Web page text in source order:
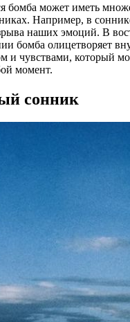
бомба может иметь
Например, в
наших эмоций. В
бомба олицетворяет
и чувствами, который
момент.
сонник